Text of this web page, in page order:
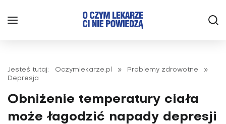
Jesteś tutaj: Oczymlekarze.pl » Problemy zdrowotne
»
Depresja
Obniżenie temperatury ciała
może łagodzić napady depresji